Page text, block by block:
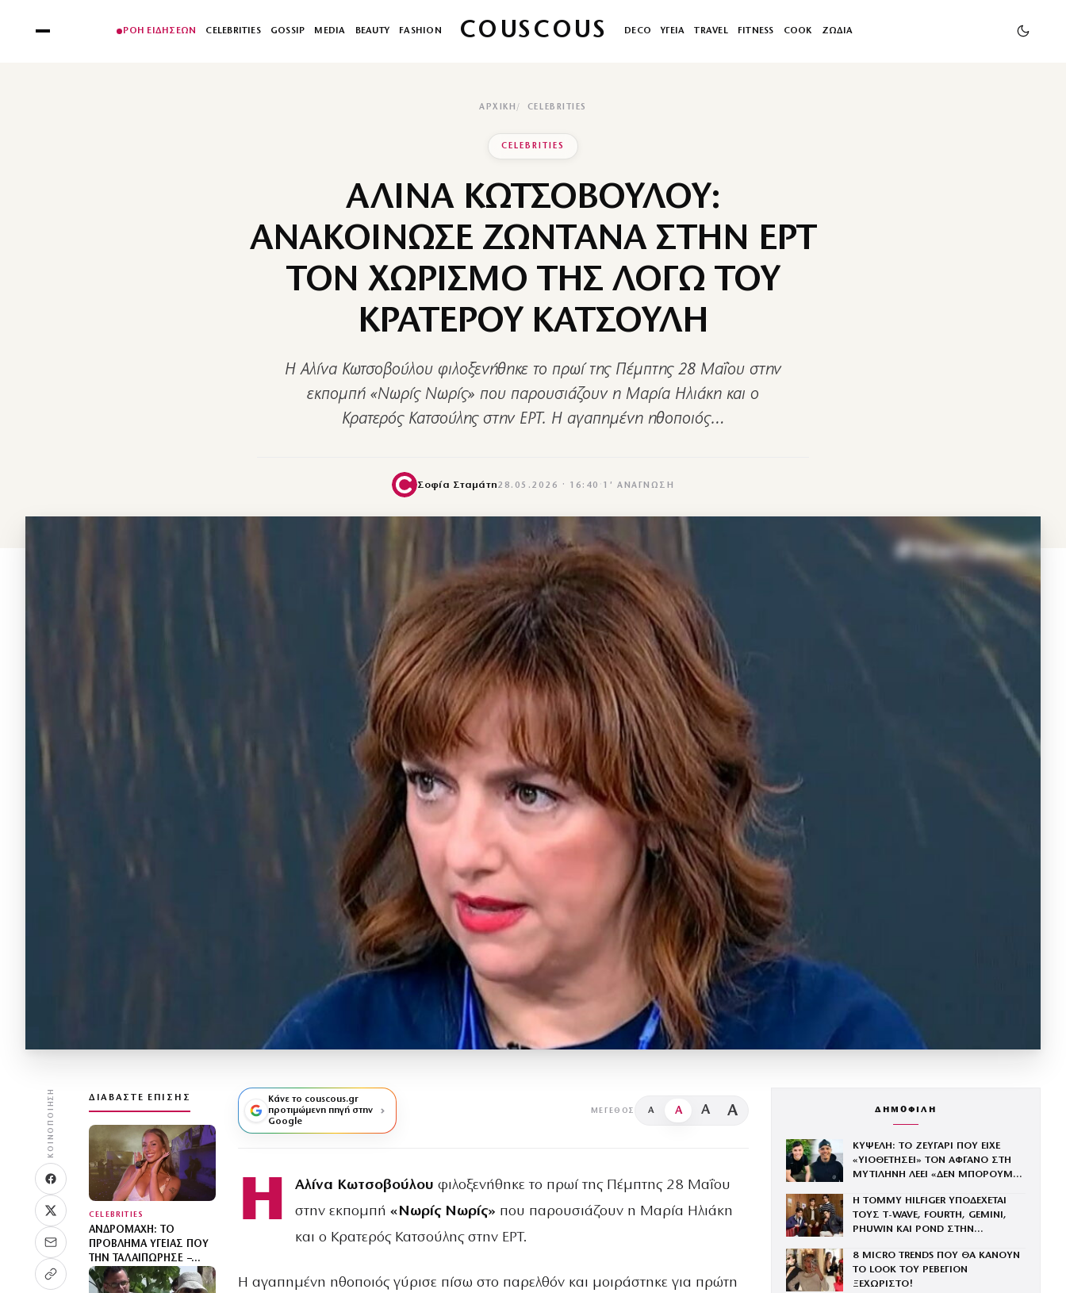
ΡΟΗ ΕΙΔΗΣΕΩΝ CELEBRITIES GOSSIP MEDIA BEAUTY FASHION COUSCOUS DECO ΥΓΕΙΑ TRAVEL FITNESS COOK ΖΩΔΙΑ
ΑΡΧΙΚΉ CELEBRITIES
CELEBRITIES
ΑΛΙΝΑ ΚΩΤΣΟΒΟΥΛΟΥ:
ΑΝΑΚΟΙΝΩΣΕ ΖΩΝΤΑΝΑ ΣΤΗΝ ΕΡΤ
ΤΟΝ ΧΩΡΙΣΜΟ ΤΗΣ ΛΟΓΩ ΤΟΥ
ΚΡΑΤΕΡΟΥ ΚΑΤΣΟΥΛΗ
Η Αλίνα Κωτσοβούλου φιλοξενήθηκε το πρωί της Πέμπτης 28 Μαΐου στην
εκπομπή «Νωρίς Νωρίς» που παρουσιάζουν η Μαρία Ηλιάκη και ο
Κρατερός Κατσούλης στην ΕΡΤ. Η αγαπημένη ηθοποιός…
Σοφία Σταμάτη28.05.2026 · 16:40 · 1′ ΑΝΆΓΝΩΣΗ
ΚΟΙΝΟΠΟΊΗΣΗ ΔΙΑΒΆΣΤΕ ΕΠΊΣΗΣ
CELEBRITIES
ΑΝΔΡΟΜΆΧΗ: ΤΟ
ΠΡΌΒΛΗΜΑ ΥΓΕΊΑΣ ΠΟΥ
ΤΗΝ ΤΑΛΑΙΠΏΡΗΣΕ –
«ΌΣΟ ΚΑΙ ΝΑ ΤΟ
ΘΈΛΟΥΜΕ ΤΟ ΣΏΜΑ
Κάνε το couscous.gr
προτιμώμενη πηγή στην
Google
ΜΈΓΕΘΟΣ A A A A
Η Αλίνα Κωτσοβούλου φιλοξενήθηκε το πρωί της Πέμπτης 28 Μαΐου
στην εκπομπή «Νωρίς Νωρίς» που παρουσιάζουν η Μαρία Ηλιάκη
και ο Κρατερός Κατσούλης στην ΕΡΤ.
Η αγαπημένη ηθοποιός γύρισε πίσω στο παρελθόν και μοιράστηκε για πρώτη
ΔΗΜΟΦΙΛΗ
ΚΥΨΕΛΗ: ΤΟ ΖΕΥΓΑΡΙ ΠΟΥ ΕΙΧΕ
«ΥΙΟΘΕΤΗΣΕΙ» ΤΟΝ ΑΦΓΑΝΟ ΣΤΗ
ΜΥΤΙΛΗΝΗ ΛΕΕΙ «ΔΕΝ ΜΠΟΡΟΥΜΕ
Η TOMMY HILFIGER ΥΠΟΔΕΧΕΤΑΙ
ΤΟΥΣ Τ-WAVE, FOURTH, GEMINI,
PHUWIN ΚΑΙ POND ΣΤΗΝ
8 MICRO TRENDS ΠΟΥ ΘΑ ΚΑΝΟΥΝ
ΤΟ LOOK ΤΟΥ ΡΕΒΕΓΙΟΝ
ΞΕΧΩΡΙΣΤΟ!